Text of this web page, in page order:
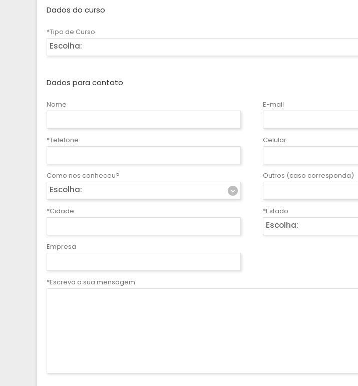
Dados do curso
*Tipo de Curso
Escolha:
Dados para contato
Nome E-mail
*Telefone Celular
Como nos conheceu?
Escolha:
Outros (caso corresponda)
*Cidade *Estado
Escolha:
Empresa
*Escreva a sua mensagem